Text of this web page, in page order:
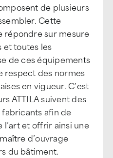
de plusieurs
Cette
sur mesure
et toutes les
de ces équipements
respect des normes
en vigueur. C’est
ATTILA suivent des
afin de
et offrir ainsi une
d’ouvrage
du bâtiment.